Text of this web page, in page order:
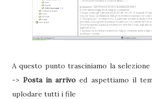
A questo punto trasciniamo la
->Posta in arrivo ed aspettiamo il
uplodare tutti i file